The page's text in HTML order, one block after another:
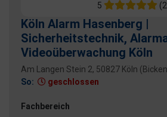
5
Köln Alarm Hasenberg |
Sicherheitstechnik,
Videoüberwachung Köln
Am Langen Stein 2, 50827 Köln
So:
geschlossen
Fachbereich